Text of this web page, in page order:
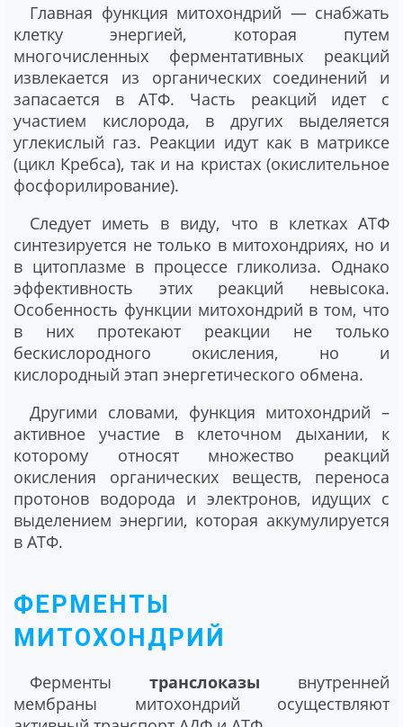
Главная функция митохондрий — снабжать
клетку энергией, которая путем
многочисленных ферментативных реакций
извлекается из органических соединений и
запасается в АТФ. Часть реакций идет с
участием кислорода, в других выделяется
углекислый газ. Реакции идут как в матриксе
(цикл Кребса), так и на кристах (окислительное
фосфорилирование).
Следует иметь в виду, что в клетках АТФ
синтезируется не только в митохондриях, но и
в цитоплазме в процессе гликолиза. Однако
эффективность этих реакций невысока.
Особенность функции митохондрий в том, что
в них протекают реакции не только
бескислородного окисления, но и
кислородный этап энергетического обмена.
Другими словами, функция митохондрий –
активное участие в клеточном дыхании, к
которому относят множество реакций
окисления органических веществ, переноса
протонов водорода и электронов, идущих с
выделением энергии, которая аккумулируется
в АТФ.
ФЕРМЕНТЫ
МИТОХОНДРИЙ
Ферменты транслоказы внутренней
мембраны митохондрий осуществляют